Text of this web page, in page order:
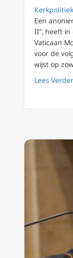
Kerkpolitiek
Een
II”, heeft
Vaticaan
voor de
wijst op
Lees Verder